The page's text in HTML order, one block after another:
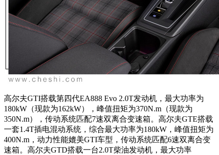
高尔夫GTI搭载第四代EA888 Evo 2.0T发动机，最大功率为
180kW（现款为162kW），峰值扭矩为370N.m（现款为
350N.m），传动系统匹配7速双离合变速箱。高尔夫GTE搭载
一套1.4T插电混动系统，综合最大功率为180kW，峰值扭矩为
400N.m，动力性能媲美GTI车型，传动系统匹配6速双离合变
速箱。 高尔夫GTD搭载一台2.0T柴油发动机，最大功率